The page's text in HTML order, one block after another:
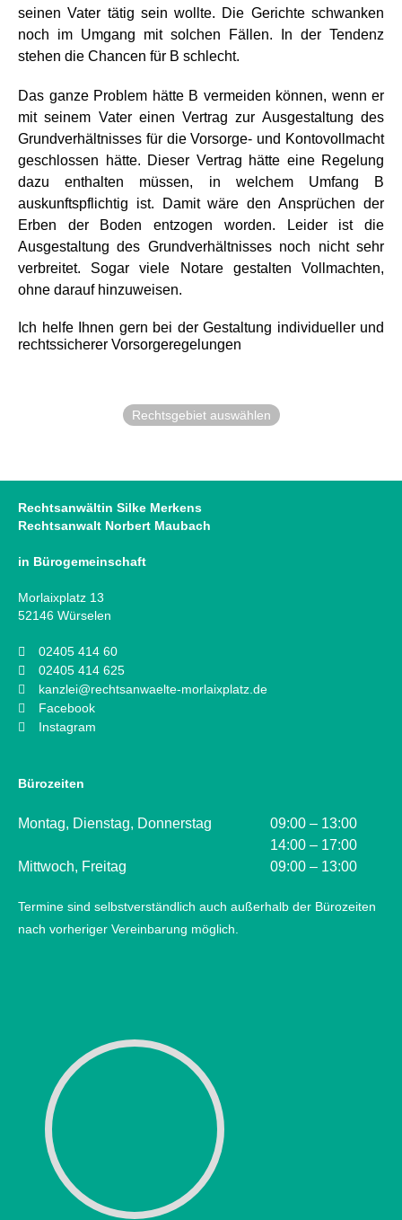
seinen Vater tätig sein wollte. Die Gerichte schwanken
noch im Umgang mit solchen Fällen. In der Tendenz
stehen die Chancen für B schlecht.
Das ganze Problem hätte B vermeiden können, wenn er
mit seinem Vater einen Vertrag zur Ausgestaltung des
Grundverhältnisses für die Vorsorge- und Kontovollmacht
geschlossen hätte. Dieser Vertrag hätte eine Regelung
dazu enthalten müssen, in welchem Umfang B
auskunftspflichtig ist. Damit wäre den Ansprüchen der
Erben der Boden entzogen worden. Leider ist die
Ausgestaltung des Grundverhältnisses noch nicht sehr
verbreitet. Sogar viele Notare gestalten Vollmachten,
ohne darauf hinzuweisen.
Ich helfe Ihnen gern bei der Gestaltung individueller und
rechtssicherer Vorsorgeregelungen
Rechtsgebiet auswählen
Rechtsanwältin Silke Merkens
Rechtsanwalt Norbert Maubach
in Bürogemeinschaft
Morlaixplatz 13
52146 Würselen
02405 414 60
02405 414 625
kanzlei@rechtsanwaelte-morlaixplatz.de
Facebook
Instagram
Bürozeiten
Montag, Dienstag, Donnerstag
09:00 – 13:00
14:00 – 17:00
Mittwoch, Freitag
09:00 – 13:00
Termine sind selbstverständlich auch außerhalb der Bürozeiten
nach vorheriger Vereinbarung möglich.